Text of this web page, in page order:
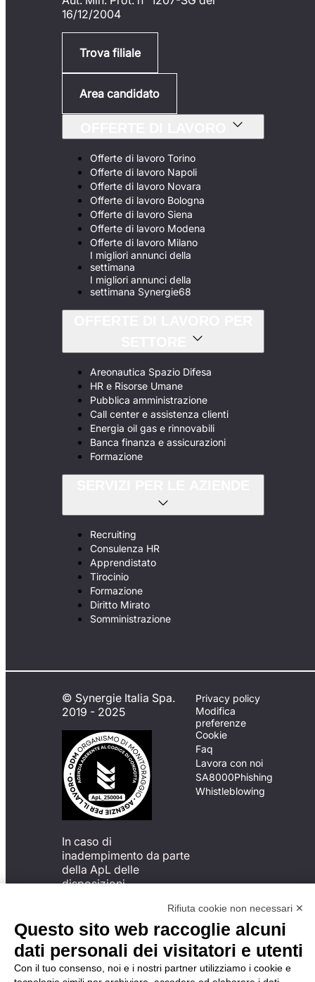
16/12/2004
Trova filiale
Area candidato
Offerte di lavoro Torino
Offerte di lavoro Napoli
Offerte di lavoro Novara
Offerte di lavoro Bologna
Offerte di lavoro Siena
Offerte di lavoro Modena
Offerte di lavoro Milano
I migliori annunci della
settimana
I migliori annunci della
settimana Synergie68
Areonautica Spazio Difesa
HR e Risorse Umane
Pubblica amministrazione
Call center e assistenza clienti
Energia oil gas e rinnovabili
Banca finanza e assicurazioni
Formazione
Recruiting
Consulenza HR
Apprendistato
Tirocinio
Formazione
Diritto Mirato
Somministrazione
© Synergie Italia Spa.
2019 - 2025
In caso di
inadempimento da parte
della ApL delle
disposizioni
possibile presentare un
reclamo
all’Organismo di
Monitoraggio utilizzando
una delle modalità
Privacy policy
Modifica
preferenze
Cookie
Faq
Lavora con noi
SA8000Phishing
Whistleblowing
Rifiuta cookie non necessari ✕
Questo sito web raccoglie alcuni
dati personali dei visitatori e utenti
Con il tuo consenso, noi e i nostri partner utilizziamo i cookie e